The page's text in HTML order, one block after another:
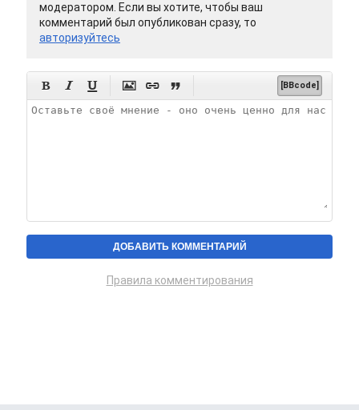
модератором. Если вы хотите, чтобы ваш
комментарий был опубликован сразу, то
авторизуйтесь
      [BBcode]
Правила комментирования